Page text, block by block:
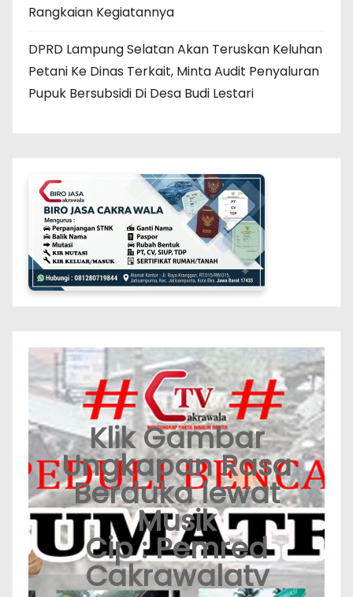
Rangkaian Kegiatannya
DPRD Lampung Selatan Akan Teruskan Keluhan
Petani Ke Dinas Terkait, Minta Audit Penyaluran
Pupuk Bersubsidi Di Desa Budi Lestari
Klik Gambar
Ungkapan Rasa
Berduka lewat
Musik
Cip : Pemred
Cakrawalatv